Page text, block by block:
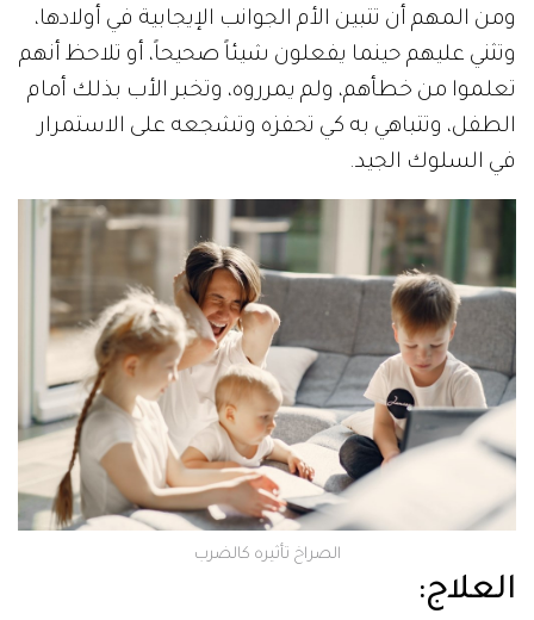
ومن المهم أن تتبين الأم الجوانب الإيجابية في أولادها،
وتثني عليهم حينما يفعلون شيئاً صحيحاً، أو تلاحظ أنهم
تعلموا من خطأهم، ولم يمرروه، وتخبر الأب بذلك أمام
الطفل، وتتباهي به كي تحفزه وتشجعه على الاستمرار
في السلوك الجيد.
الصراخ تأثيره كالضرب
العلاج: